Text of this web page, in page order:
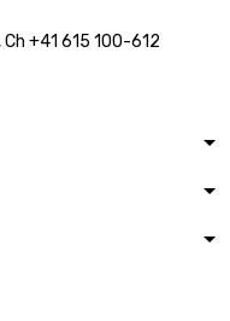
Ch +41 615 100-612